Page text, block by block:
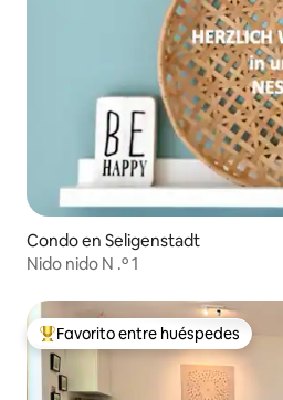
Condo en Seligenstadt
Nido nido N .º 1
Favorito entre huéspedes preferido
Favorito entre huéspedes